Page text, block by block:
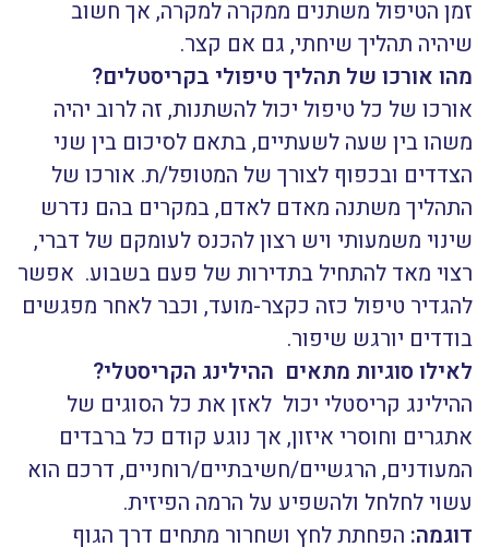
זמן הטיפול משתנים ממקרה למקרה, אך חשוב
שיהיה תהליך שיחתי, גם אם קצר.
מהו אורכו של תהליך טיפולי בקריסטלים?
אורכו של כל טיפול יכול להשתנות, זה לרוב יהיה
משהו בין שעה לשעתיים, בתאם לסיכום בין שני
הצדדים ובכפוף לצורך של המטופל/ת. אורכו של
התהליך משתנה מאדם לאדם, במקרים בהם נדרש
שינוי משמעותי ויש רצון להכנס לעומקם של דברי,
רצוי מאד להתחיל בתדירות של פעם בשבוע. אפשר
להגדיר טיפול כזה כקצר-מועד, וכבר לאחר מפגשים
בודדים יורגש שיפור.
לאילו סוגיות מתאים ההילינג הקריסטלי?
ההילינג קריסטלי יכול לאזן את כל הסוגים של
אתגרים וחוסרי איזון, אך נוגע קודם כל ברבדים
המעודנים, הרגשיים/חשיבתיים/רוחניים, דרכם הוא
עשוי לחלחל ולהשפיע על הרמה הפיזית.
דוגמה: הפחתת לחץ ושחרור מתחים דרך הגוף